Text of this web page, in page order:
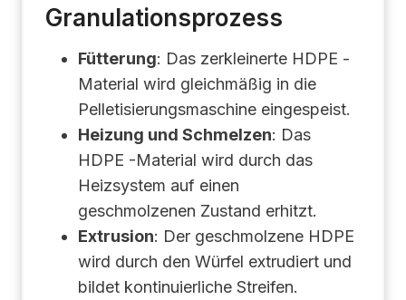
Granulationsprozess
Fütterung: Das zerkleinerte HDPE -
Material wird gleichmäßig in die
Pelletisierungsmaschine eingespeist.
Heizung und Schmelzen: Das
HDPE -Material wird durch das
Heizsystem auf einen
geschmolzenen Zustand erhitzt.
Extrusion: Der geschmolzene HDPE
wird durch den Würfel extrudiert und
bildet kontinuierliche Streifen.